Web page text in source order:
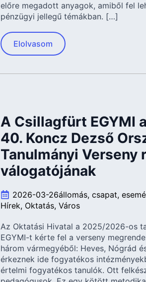
előre megadott anyagok, amiből fel
pénzügyi jellegű témákban. […]
Elolvasom
A Csillagfürt EGYMI
40. Koncz Dezső
Tanulmányi Verseny
válogatójának
2026-03-26állomás csapat
Hírek Oktatás Város
Az Oktatási Hivatal a 2025/2026-os
EGYMI-t kérte fel a verseny
három vármegyéből: Heves, Nógrád
érkeznek ide fogyatékos
értelmi fogyatékos tanulók. Ott